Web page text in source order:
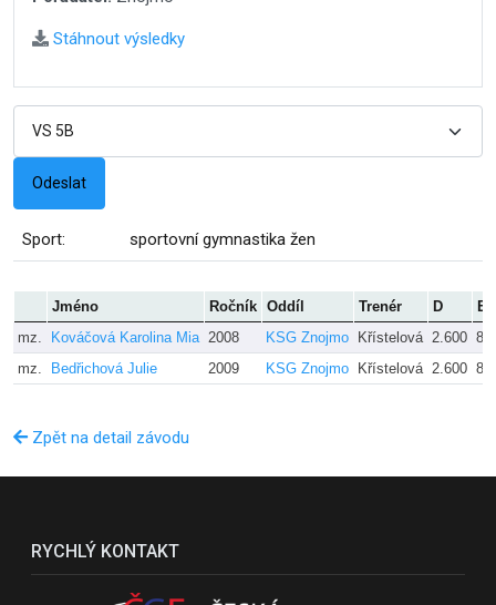
Stáhnout výsledky
Sport: sportovní gymnastika žen
Jméno Ročník Oddíl Trenér D
E
mz.
Kováčová Karolina Mia 2008 KSG Znojmo Křístelová 2.600
mz.
Bedřichová Julie 2009 KSG Znojmo Křístelová 2.600
Zpět na detail závodu
RYCHLÝ KONTAKT